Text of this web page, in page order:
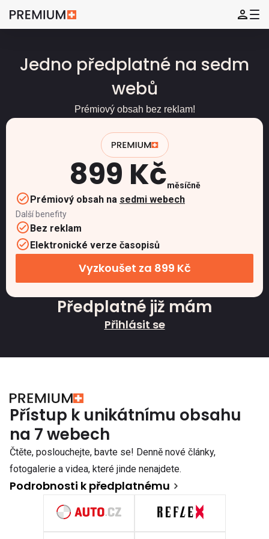
Jedno předplatné na sedm
webů
Prémiový obsah bez reklam!
899 Kčměsíčně
Prémiový obsah na sedmi webech
Další benefity
Bez reklam
Elektronické verze časopisů
Vyzkoušet za 899 Kč
Předplatné již mám
Přihlásit se
Přístup k unikátnímu obsahu
na 7 webech
Čtěte, poslouchejte, bavte se! Denně nové články,
fotogalerie a videa, které jinde nenajdete.
Podrobnosti k předplatnému